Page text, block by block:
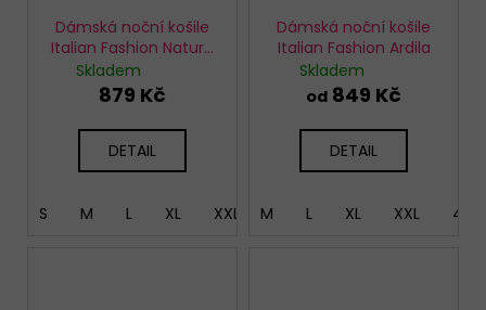
Dámská noční košile
Italian Fashion Natura
Wino
Skladem
879 Kč
DETAIL
S M L XL XXL
Dámská noční košile
Italian Fashion Ardila
Skladem
od 849 Kč
DETAIL
M L XL XXL 4XL